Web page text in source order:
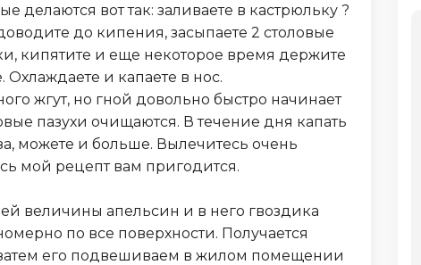
делаются вот так: заливаете в кастрюльку ?
до кипения, засыпаете 2 столовые
кипятите и еще некоторое время держите
Охлаждаете и капаете в нос.
жгут, но гной довольно быстро начинает
пазухи очищаются. В течение дня капать
можете и больше. Вылечитесь очень
мой рецепт вам пригодится.
величины апельсин и в него гвоздика
по все поверхности. Получается
его подвешиваем в жилом помещении